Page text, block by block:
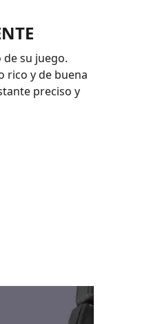
de su juego.
rico y de buena
preciso y